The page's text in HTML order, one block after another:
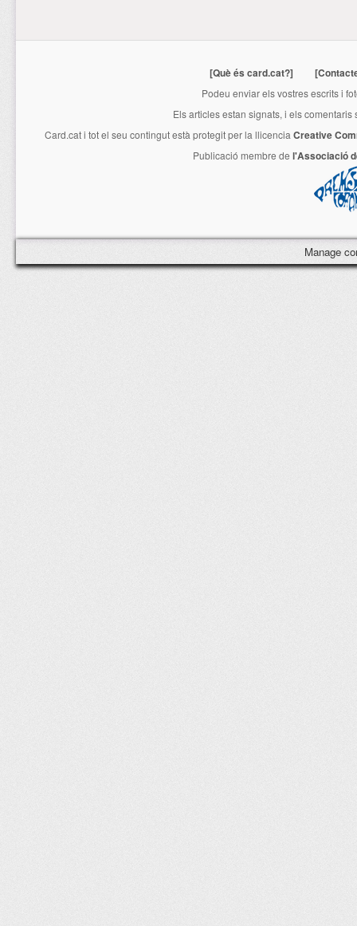
[Què és card.cat?]
Podeu enviar els vostres escrits i
Els articles estan signats, i els
Card.cati tot el seu contingut està protegit per la llicencia Creative
Publicació membre de l'Associació
Manage